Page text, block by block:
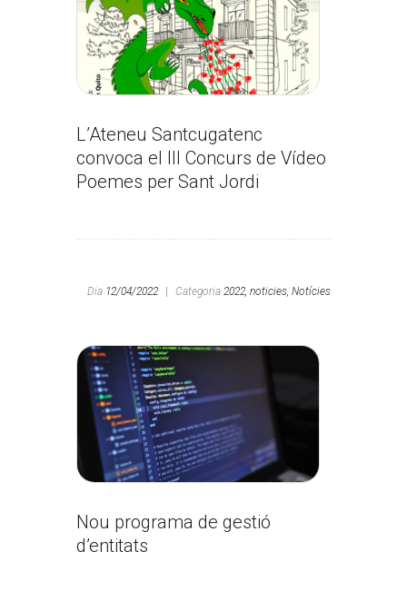
L’Ateneu Santcugatenc
convoca el III Concurs de Vídeo
Poemes per Sant Jordi
Dia 12/04/2022 Categoria 2022, noticies, Notícies
Nou programa de gestió
d’entitats